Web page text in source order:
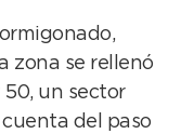
zona se rellenó
50, un sector
del paso